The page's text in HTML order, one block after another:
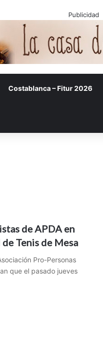
Publicidad
Costablanca – Fitur 2026
de APDA en
Tenis de Mesa
Pro-Personas
que el pasado jueves